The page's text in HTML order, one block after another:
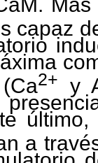
capaz
2+ y
a